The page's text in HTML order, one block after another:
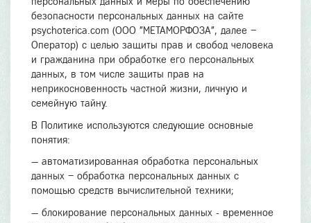
безопасности персональных данных на сайте
psychoterica.com (ООО "МЕТАМОРФОЗА", далее –
Оператор) с целью защиты прав и свобод человека
и гражданина при обработке его персональных
данных, в том числе защиты прав на
неприкосновенность частной жизни, личную и
семейную тайну.
В Политике используются следующие основные
понятия:
— автоматизированная обработка персональных
данных – обработка персональных данных с
помощью средств вычислительной техники;
— блокирование персональных данных - временное